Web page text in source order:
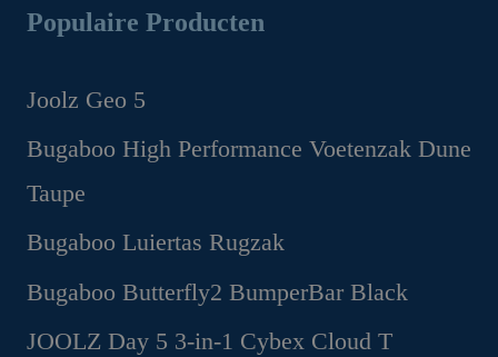
Populaire Producten
Joolz Geo 5
Oorspronkelijke
prijs
was:
€1,299.00.
Huidige
prijs
is:
€1,169.00.
Bugaboo High Performance Voetenzak Dune
Taupe
Oorspronkelijke
prijs
was:
Huidige
prijs
is:
Bugaboo Luiertas Rugzak
Oorspronkelijke
prijs
was:
Huidige
prijs
is:
Bugaboo Butterfly2 BumperBar Black
Oorspronkelijke
Huidige
JOOLZ Day 5 3-in-1 Cybex Cloud T